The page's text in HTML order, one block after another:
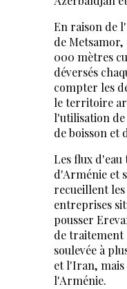
En raison de
de Metsamor,
000 mètres
déversés
compter les
le territoire
l'utilisation de
de boisson
Les flux
d'Arménie et
recueillent
entreprises
pousser
de traitement
soulevée à
et l'Iran, mais
l'Arménie.